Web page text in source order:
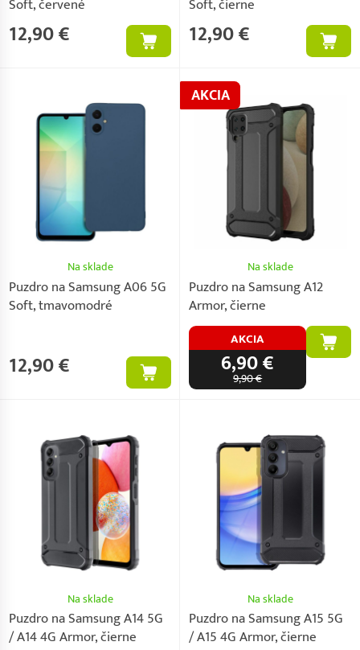
Soft, červené
12,90 €
Soft, čierne
12,90 €
Na sklade
Puzdro na Samsung A06 5G
Soft, tmavomodré
12,90 €
AKCIA
Na sklade
Puzdro na Samsung A12
Armor, čierne
AKCIA
6,90 €
9,90 €
Na sklade
Puzdro na Samsung A14 5G
/ A14 4G Armor, čierne
Na sklade
Puzdro na Samsung A15 5G
/ A15 4G Armor, čierne